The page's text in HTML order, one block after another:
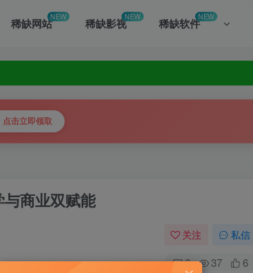
稀缺网站NEW 稀缺影视NEW 稀缺软件NEW
点击立即领取
与商业双赋能
关注 私信
0 37 6